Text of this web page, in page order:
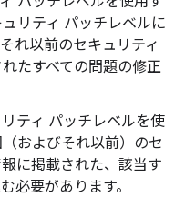
リティ パッチレベルに
れ以前のセキュリティ
たすべての問題の修正
ティ パッチレベルを使
およびそれ以前）のセ
に掲載された、該当す
必要があります。